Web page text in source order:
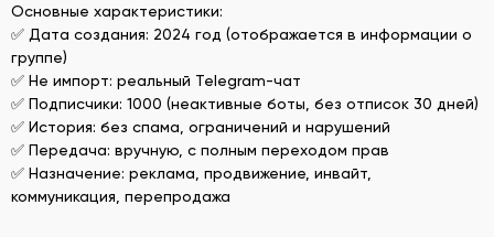
Основные характеристики:
✅ Дата создания: 2024 год (отображается в информации о
группе)
✅ Не импорт: реальный Telegram-чат
✅ Подписчики: 1000 (неактивные боты, без отписок 30 дней)
✅ История: без спама, ограничений и нарушений
✅ Передача: вручную, с полным переходом прав
✅ Назначение: реклама, продвижение, инвайт,
коммуникация, перепродажа